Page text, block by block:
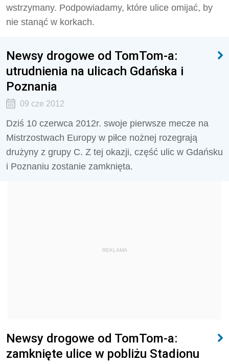
wstrzymany. Podpowiadamy, które ulice omijać, by
nie stanąć w korkach.
Newsy drogowe od TomTom-a:
utrudnienia na ulicach Gdańska i
Poznania
09 cze 2012
Dziś 10 czerwca 2012r. swoje pierwsze mecze na
Mistrzostwach Europy w piłce nożnej rozegrają
drużyny z grupy C. Z tej okazji, część ulic w Gdańsku
i Poznaniu zostanie zamknięta.
REKLAMA
Newsy drogowe od TomTom-a:
zamknięte ulice w pobliżu Stadionu